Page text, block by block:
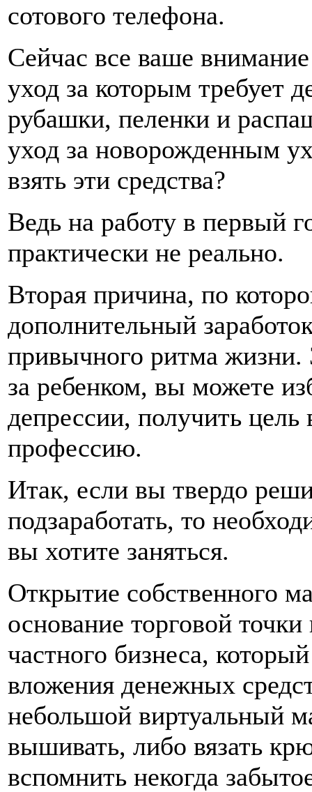
сотового телефона.
Сейчас все ваше
уход за которым требует
рубашки, пеленки и
уход за новорожденным
взять эти средства?
Ведь на работу в первый
практически не реально.
Вторая причина, по
дополнительный
привычного ритма жизни.
за ребенком, вы можете
депрессии, получить
профессию.
Итак, если вы твердо
подзаработать, то
вы хотите заняться.
Открытие собственного
основание торговой
частного бизнеса,
вложения денежных
небольшой виртуальный
вышивать, либо вязать
вспомнить некогда